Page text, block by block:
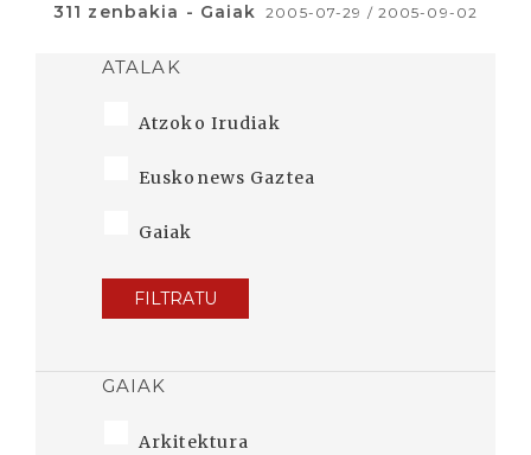
311 zenbakia - Gaiak 2005-07-29 / 2005-09-02
ATALAK
Atzoko Irudiak
Euskonews Gaztea
Gaiak
FILTRATU
GAIAK
Arkitektura